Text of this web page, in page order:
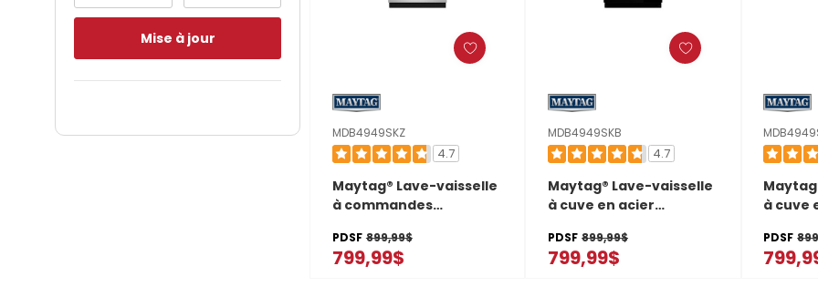
Mise à jour
MDB4949SKZ
4.7
Maytag® Lave-vaisselle
à commandes
filtration à puissance
double et cycle intensif
PDSF 899,99$
799,99$
MDB4949SKB
4.7
Maytag® Lave-vaisselle
à cuve en acier
filtration à puissance
double MDB4949SKB
PDSF 899,99$
799,99$
à cuve
double
PDSF